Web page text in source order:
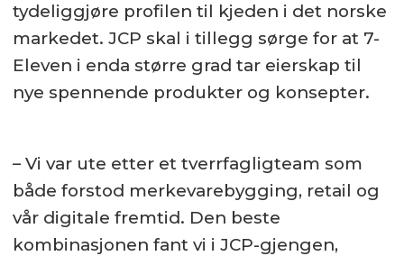
tydeliggjøre profilen til kjeden i det norske
markedet. JCP skal i tillegg sørge for at 7-
Eleven i enda større grad tar eierskap til
nye spennende produkter og konsepter.
– Vi var ute etter et tverrfagligteam som
både forstod merkevarebygging, retail og
vår digitale fremtid. Den beste
kombinasjonen fant vi i JCP-gjengen,